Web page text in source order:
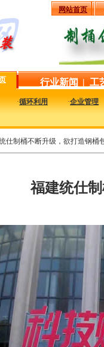
网站首页
行业新闻 | 工
·循环利用 ·企业管理
仕制桶不断升级，欲打造钢桶
福建统仕